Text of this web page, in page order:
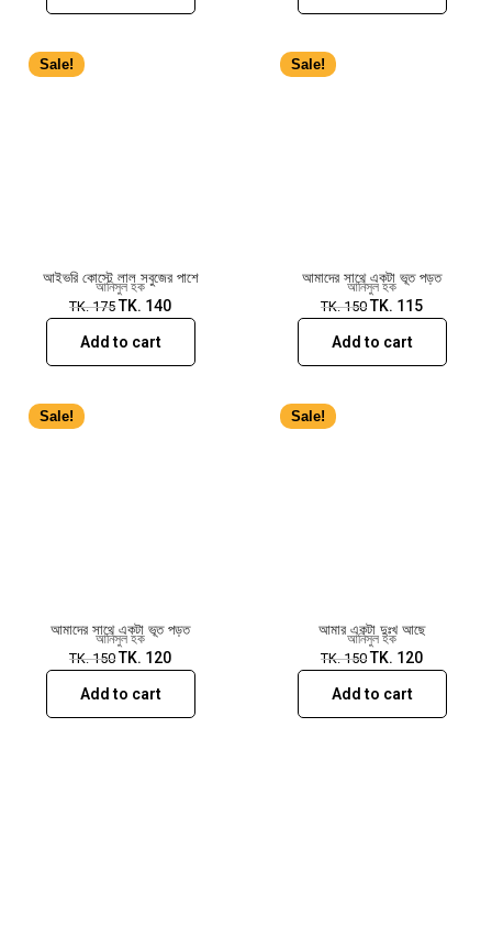
Sale!
আইভরি কোস্টে লাল সবুজের পাশে
আনিসুল হক
TK.175 TK. 140
Add to cart
Sale!
আমাদের সাথে একটা ভূত পড়ত
আনিসুল হক
TK.150 TK. 115
Add to cart
Sale!
আমাদের সাথে একটা ভূত পড়ত
আনিসুল হক
TK.150 TK. 120
Add to cart
Sale!
আমার একটা দুঃখ আছে
আনিসুল হক
TK.150 TK. 120
Add to cart